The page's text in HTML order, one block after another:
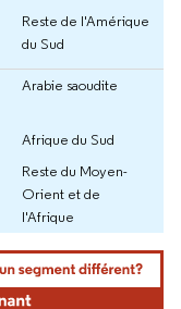
Reste de l'Amérique
du Sud
Arabie saoudite
Afrique du Sud
Reste du Moyen-
Orient et de
l'Afrique